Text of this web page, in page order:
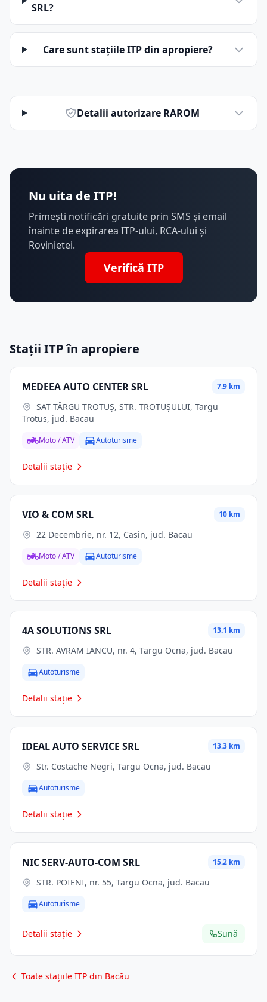
SRL?
Care sunt stațiile ITP din apropiere?
Detalii autorizare RAROM
Nu uita de ITP!
Primești notificări gratuite prin SMS și email
înainte de expirarea ITP-ului, RCA-ului și
Rovinietei.
Verifică ITP
Stații ITP în apropiere
MEDEEA AUTO CENTER SRL 7.9 km
Trotus, jud. Bacau
Moto / ATV Autoturisme
Detalii stație
VIO & COM SRL 10 km
22 Decembrie, nr. 12, Casin, jud. Bacau
Moto / ATV Autoturisme
Detalii stație
4A SOLUTIONS SRL 13.1 km
STR. AVRAM IANCU, nr. 4, Targu Ocna, jud. Bacau
Autoturisme
Detalii stație
IDEAL AUTO SERVICE SRL 13.3 km
Str. Costache Negri, Targu Ocna, jud. Bacau
Autoturisme
Detalii stație
NIC SERV-AUTO-COM SRL 15.2 km
STR. POIENI, nr. 55, Targu Ocna, jud. Bacau
Autoturisme
Detalii stație Sună
Toate stațiile ITP din Bacău